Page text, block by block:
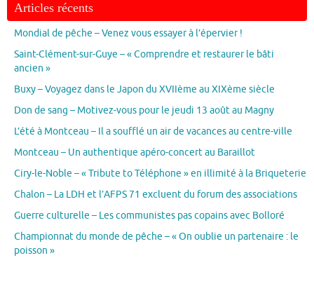
Articles récents
Mondial de pêche – Venez vous essayer à l’épervier !
Saint-Clément-sur-Guye – « Comprendre et restaurer le bâti
ancien »
Buxy – Voyagez dans le Japon du XVIIème au XIXème siècle
Don de sang – Motivez-vous pour le jeudi 13 août au Magny
L’été à Montceau – Il a soufflé un air de vacances au centre-ville
Montceau – Un authentique apéro-concert au Baraillot
Ciry-le-Noble – « Tribute to Téléphone » en illimité à la Briqueterie
Chalon – La LDH et l’AFPS 71 excluent du forum des associations
Guerre culturelle – Les communistes pas copains avec Bolloré
Championnat du monde de pêche – « On oublie un partenaire : le
poisson »